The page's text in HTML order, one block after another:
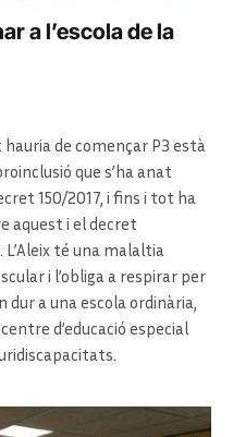
a l’escola de la
hauria de començar P3 està
que s’ha anat
150/2017, i fins i tot ha
aquest i el decret
té una malaltia
i l’obliga a respirar per
dur a una escola ordinària,
d’educació especial